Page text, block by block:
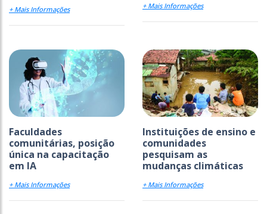
+ Mais Informações + Mais Informações
Faculdades
comunitárias, posição
única na capacitação
em IA
+ Mais Informações
Instituições de ensino e
comunidades
pesquisam as
mudanças climáticas
+ Mais Informações